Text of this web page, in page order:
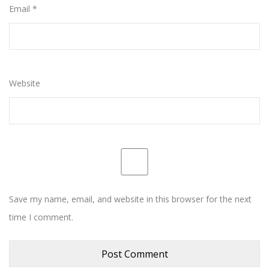
Email *
Website
Save my name, email, and website in this browser for the next
time I comment.